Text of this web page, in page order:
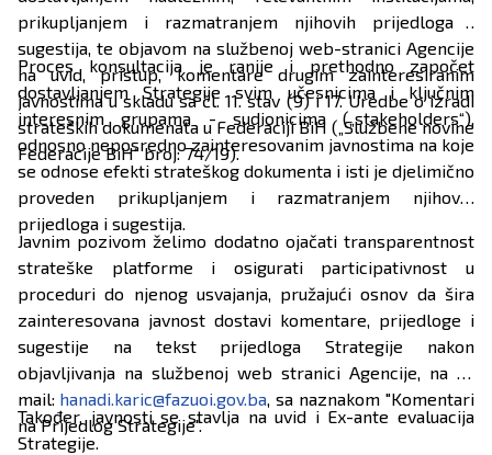
prikupljanjem i razmatranjem njihovih prijedloga i
sugestija, te objavom na službenoj web-stranici Agencije
na uvid, pristup, komentare drugim zainteresiranim
javnostima u skladu sa čl. 11. stav (9) i 17. Uredbe o izradi
strateških dokumenata u Federaciji BiH („Službene novine
Federacije BiH“ broj: 74/19).
Proces konsultacija je ranije i prethodno započet
dostavljanjem Strategije svim učesnicima i ključnim
interesnim grupama - sudionicima („stakeholders“),
odnosno neposredno zainteresovanim javnostima na koje
se odnose efekti strateškog dokumenta i isti je djelimično
proveden prikupljanjem i razmatranjem njihovih
prijedloga i sugestija.
Javnim pozivom želimo dodatno ojačati transparentnost
strateške platforme i osigurati participativnost u
proceduri do njenog usvajanja, pružajući osnov da šira
zainteresovana javnost dostavi komentare, prijedloge i
sugestije na tekst prijedloga Strategije nakon
objavljivanja na službenoj web stranici Agencije, na e-
mail: hanadi.karic@fazuoi.gov.ba, sa naznakom "Komentari
na Prijedlog Strategije".
Također, javnosti se stavlja na uvid i Ex-ante evaluacija
Strategije.